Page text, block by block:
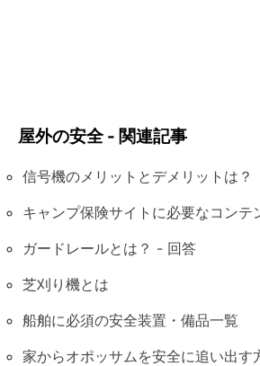
屋外の安全 - 関連記事
信号機のメリットとデメリットは？
キャンプ保険サイトに必要なコンテ
ガードレールとは？ - 回答
芝刈り機とは
船舶に必須の安全装置・備品一覧
家からオポッサムを安全に追い出す